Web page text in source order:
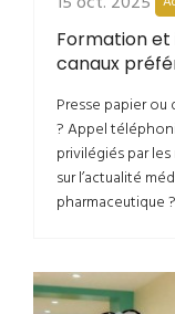
Formation et
canaux
Presse papier
? Appel
privilégiés par
sur l’actualité
pharmaceutique ?